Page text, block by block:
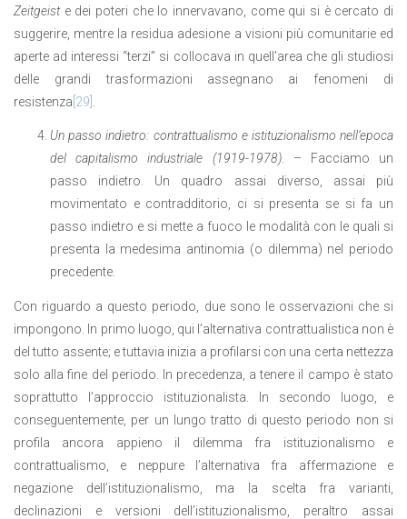
Zeitgeist e dei poteri che lo innervavano, come qui si è cercato di
suggerire, mentre la residua adesione a visioni più comunitarie ed
aperte ad interessi “terzi” si collocava in quell’area che gli studiosi
delle grandi trasformazioni assegnano ai fenomeni di
resistenza [29]
Un passo indietro: contrattualismo e istituzionalismo nell’epoca
del capitalismo industriale (1919-1978). – Facciamo un
passo indietro. Un quadro assai diverso, assai più
movimentato e contradditorio, ci si presenta se si fa un
passo indietro e si mette a fuoco le modalità con le quali si
presenta la medesima antinomia (o dilemma) nel periodo
precedente.
Con riguardo a questo periodo, due sono le osservazioni che si
impongono. In primo luogo, qui l’alternativa contrattualistica non è
del tutto assente; e tuttavia inizia a profilarsi con una certa nettezza
solo alla fine del periodo. In precedenza, a tenere il campo è stato
soprattutto l’approccio istituzionalista. In secondo luogo, e
conseguentemente, per un lungo tratto di questo periodo non si
profila ancora appieno il dilemma fra istituzionalismo e
contrattualismo, e neppure l’alternativa fra affermazione e
negazione dell’istituzionalismo, ma la scelta fra varianti,
declinazioni e versioni dell’istituzionalismo, peraltro assai